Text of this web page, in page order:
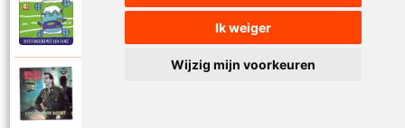
Ik weiger
Wijzig mijn voorkeuren
Mozaiek en Walter Grootaers
Tweehonderd met een hand